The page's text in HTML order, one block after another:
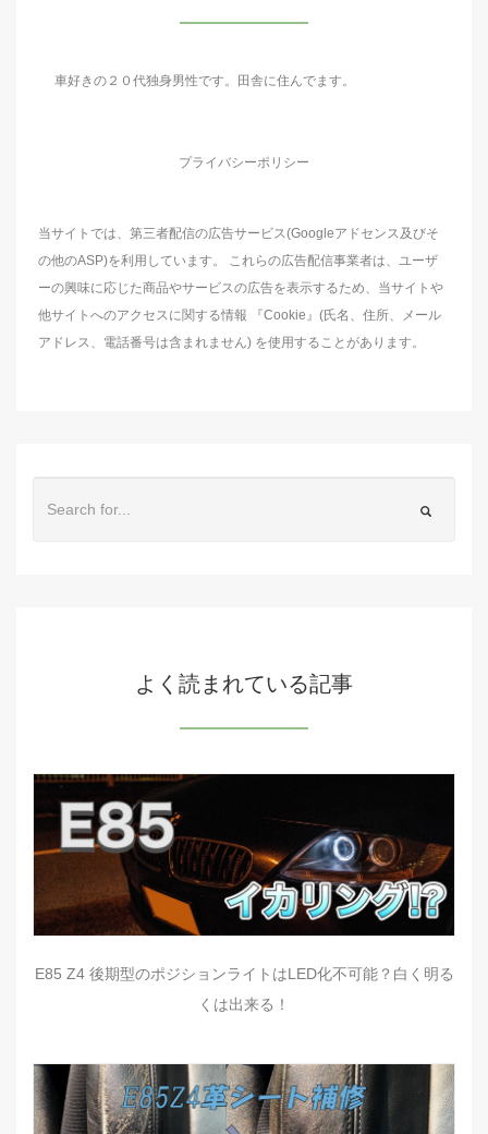
車好きの２０代独身男性です。田舎に住んでます。
プライバシーポリシー
当サイトでは、第三者配信の広告サービス(Googleアドセンス及びそ
の他のASP)を利用しています。 これらの広告配信事業者は、ユーザ
ーの興味に応じた商品やサービスの広告を表示するため、当サイトや
他サイトへのアクセスに関する情報 『Cookie』(氏名、住所、メール
アドレス、電話番号は含まれません) を使用することがあります。
よく読まれている記事
E85 Z4 後期型のポジションライトはLED化不可能？白く明る
くは出来る！